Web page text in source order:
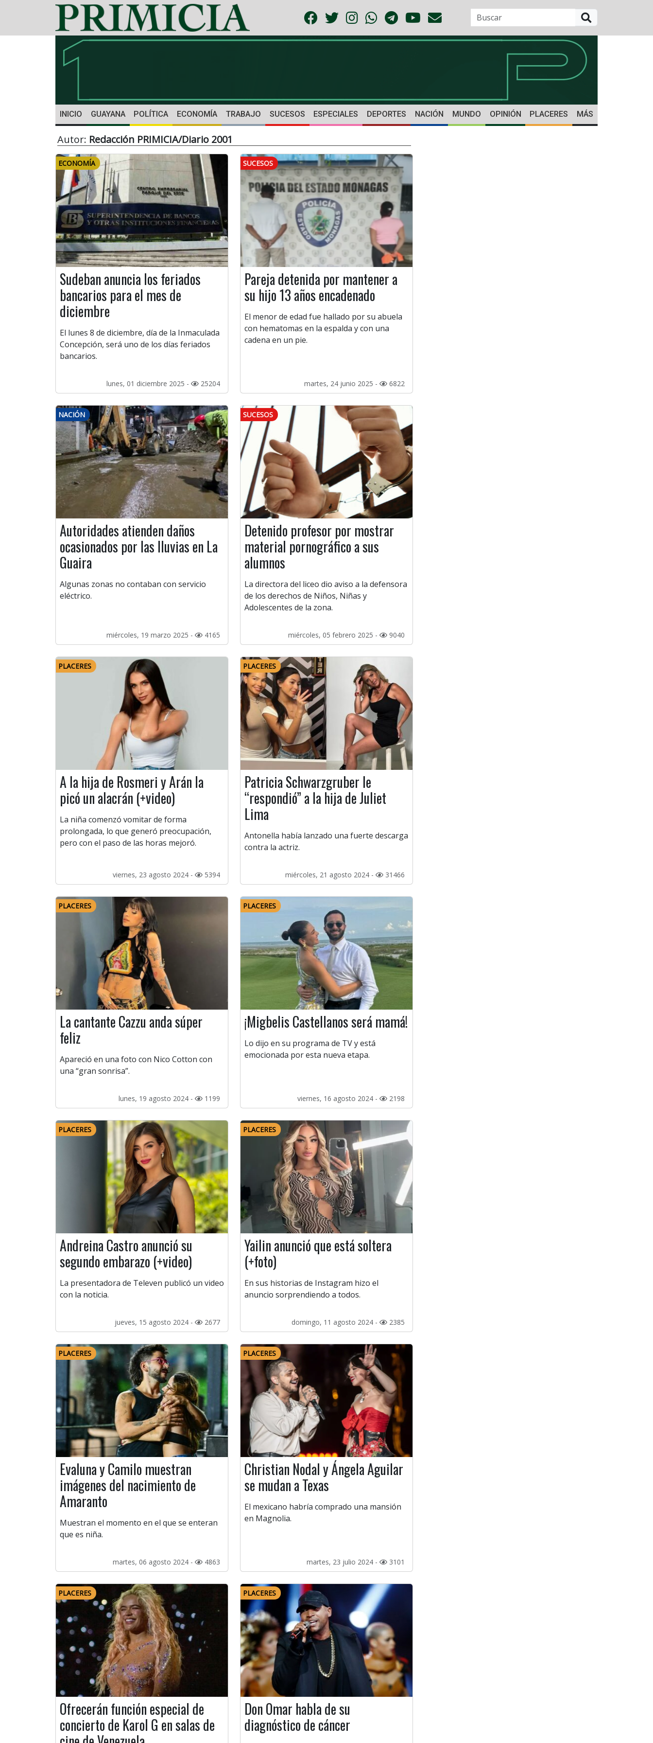
INICIO GUAYANA POLÍTICA ECONOMÍA TRABAJO SUCESOS ESPECIALES DEPORTES NACIÓN MUNDO OPINIÓN PLACERES MÁS
Autor: Redacción PRIMICIA/Diario 2001
ECONOMÍA
Sudeban anuncia los feriados
bancarios para el mes de
diciembre
El lunes 8 de diciembre, día de la Inmaculada
Concepción, será uno de los días feriados
bancarios.
lunes, 01 diciembre 2025 - 25204
SUCESOS
Pareja detenida por mantener a
su hijo 13 años encadenado
El menor de edad fue hallado por su abuela
con hematomas en la espalda y con una
cadena en un pie.
martes, 24 junio 2025 - 6822
NACIÓN
Autoridades atienden daños
ocasionados por las lluvias en La
Guaira
Algunas zonas no contaban con servicio
eléctrico.
miércoles, 19 marzo 2025 - 4165
SUCESOS
Detenido profesor por mostrar
material pornográfico a sus
alumnos
La directora del liceo dio aviso a la defensora
de los derechos de Niños, Niñas y
Adolescentes de la zona.
miércoles, 05 febrero 2025 - 9040
PLACERES
A la hija de Rosmeri y Arán la
picó un alacrán (+video)
La niña comenzó vomitar de forma
prolongada, lo que generó preocupación,
pero con el paso de las horas mejoró.
viernes, 23 agosto 2024 - 5394
PLACERES
Patricia Schwarzgruber le
“respondió” a la hija de Juliet
Lima
Antonella había lanzado una fuerte descarga
contra la actriz.
miércoles, 21 agosto 2024 - 31466
PLACERES
La cantante Cazzu anda súper
feliz
Apareció en una foto con Nico Cotton con
una “gran sonrisa”.
lunes, 19 agosto 2024 - 1199
PLACERES
¡Migbelis Castellanos será mamá!
Lo dijo en su programa de TV y está
emocionada por esta nueva etapa.
viernes, 16 agosto 2024 - 2198
PLACERES
Andreina Castro anunció su
segundo embarazo (+video)
La presentadora de Televen publicó un video
con la noticia.
jueves, 15 agosto 2024 - 2677
PLACERES
Yailin anunció que está soltera
(+foto)
En sus historias de Instagram hizo el
anuncio sorprendiendo a todos.
domingo, 11 agosto 2024 - 2385
PLACERES
Evaluna y Camilo muestran
imágenes del nacimiento de
Amaranto
Muestran el momento en el que se enteran
que es niña.
martes, 06 agosto 2024 - 4863
PLACERES
Christian Nodal y Ángela Aguilar
se mudan a Texas
El mexicano habría comprado una mansión
en Magnolia.
martes, 23 julio 2024 - 3101
PLACERES
Ofrecerán función especial de
concierto de Karol G en salas de
PLACERES
Don Omar habla de su
diagnóstico de cáncer